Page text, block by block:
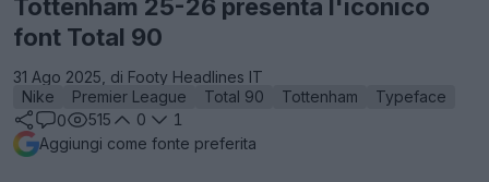
Tottenham 25-26 presenta l'iconico
font Total 90
31 Ago 2025, di Footy Headlines IT
Nike
Premier League Total 90 Tottenham
Typeface
0
515 0
1
Aggiungi come fonte preferita